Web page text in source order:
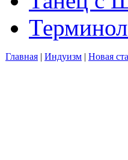
Главная | Индуизм | Новая